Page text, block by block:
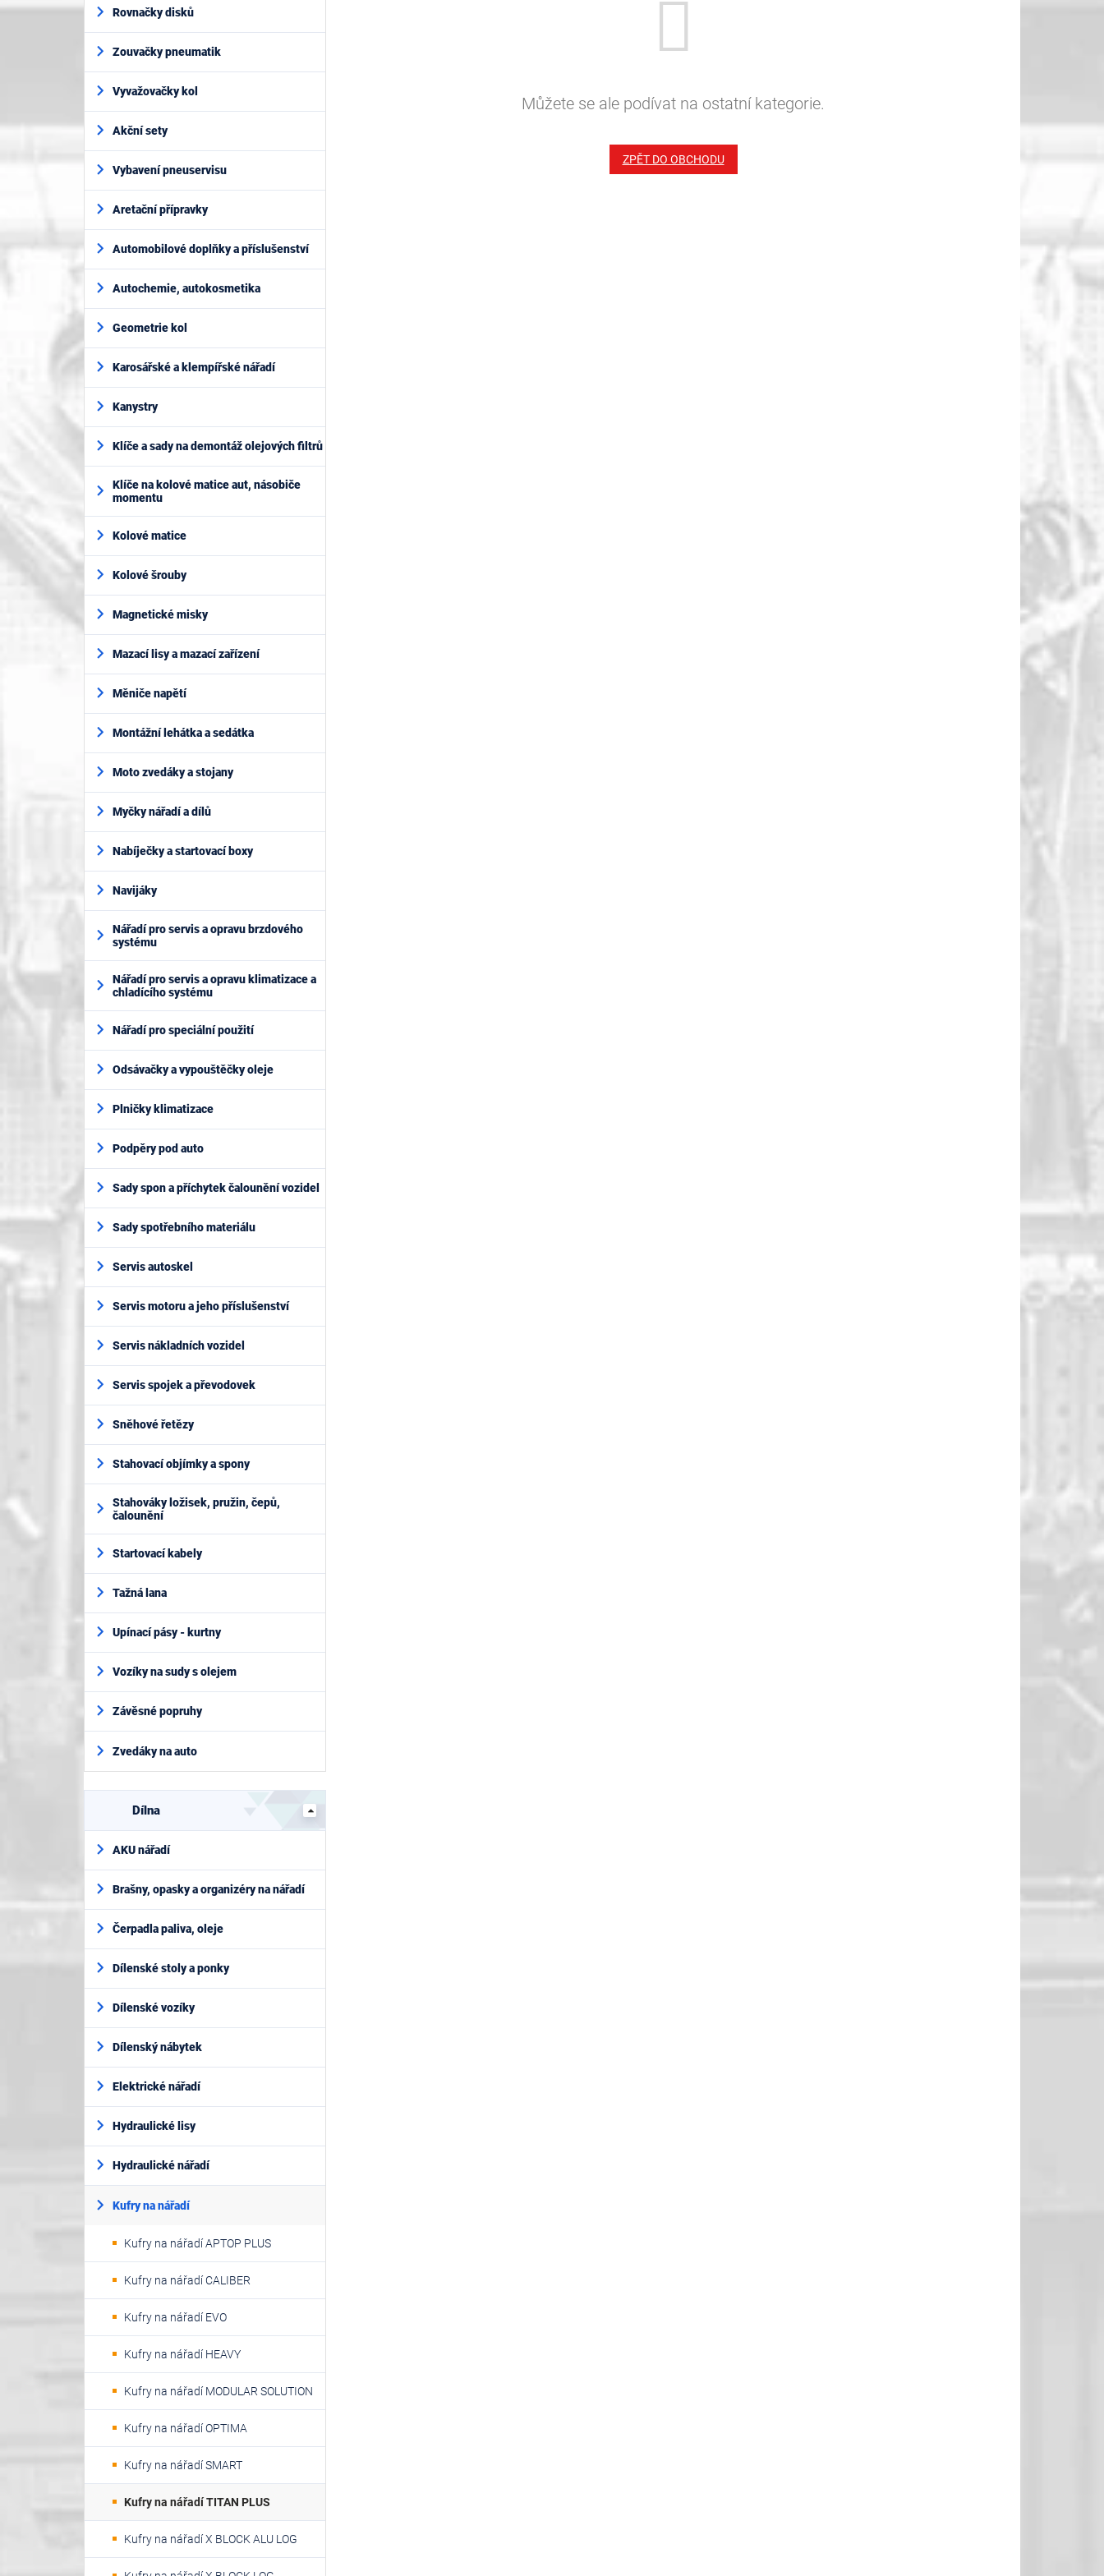
í
e
Rovnačky disků
Zouvačky pneumatik
Vyvažovačky kol
Akční sety
Vybavení pneuservisu
Aretační přípravky
Automobilové doplňky a příslušenství
Autochemie, autokosmetika
Geometrie kol
Karosářské a klempířské nářadí
Kanystry
Klíče a sady na demontáž olejových filtrů
Klíče na kolové matice aut, násobiče
momentu
Kolové matice
Kolové šrouby
Magnetické misky
Mazací lisy a mazací zařízení
Měniče napětí
Montážní lehátka a sedátka
Moto zvedáky a stojany
Myčky nářadí a dílů
Nabíječky a startovací boxy
Navijáky
Nářadí pro servis a opravu brzdového
systému
Nářadí pro servis a opravu klimatizace a
chladícího systému
Nářadí pro speciální použití
Odsávačky a vypouštěčky oleje
Plničky klimatizace
Podpěry pod auto
Sady spon a příchytek čalounění vozidel
Sady spotřebního materiálu
Servis autoskel
Servis motoru a jeho příslušenství
Servis nákladních vozidel
Servis spojek a převodovek
Sněhové řetězy
Stahovací objímky a spony
Stahováky ložisek, pružin, čepů,
čalounění
Startovací kabely
Tažná lana
Upínací pásy - kurtny
Vozíky na sudy s olejem
Závěsné popruhy
Zvedáky na auto
Dílna
AKU nářadí
Brašny, opasky a organizéry na nářadí
Čerpadla paliva, oleje
Dílenské stoly a ponky
Dílenské vozíky
Dílenský nábytek
Elektrické nářadí
Hydraulické lisy
Hydraulické nářadí
Kufry na nářadí
Kufry na nářadí APTOP PLUS
Kufry na nářadí CALIBER
Kufry na nářadí EVO
Kufry na nářadí HEAVY
Kufry na nářadí MODULAR SOLUTION
Kufry na nářadí OPTIMA
Kufry na nářadí SMART
Kufry na nářadí TITAN PLUS
Kufry na nářadí X BLOCK ALU LOG
Můžete se ale podívat na ostatní kategorie.
ZPĚT DO OBCHODU